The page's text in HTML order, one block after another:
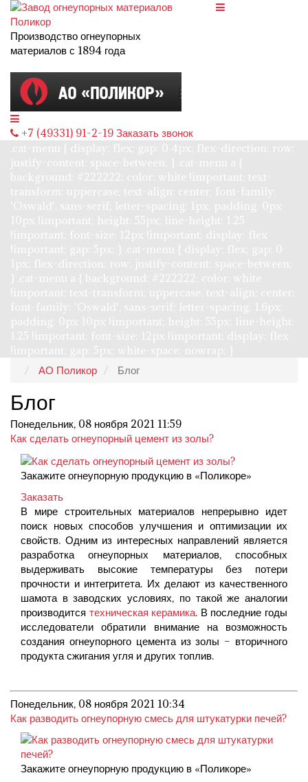
Производство огнеупорных
материалов с 1894 года
+7 (49331) 91-2-19 Заказать звонок
.cat-menu { display: flex; gap: 0 4px; flex-direction: row;
justify-content: space-between; } .cat-menu a {
background: #222222; color: white !important; text-
transform: uppercase; text-align: center; font-family:
'Oswald', sans-serif; letter-spacing: 1px; padding: 0px
10px !important; height: 55px; line-height: 1.25
!important; font-size: 12px !important; display: flex
!important; gap: 5px; } .cat-menu { display: flex; gap: 0
1px; flex-direction: row; justify-content: space-between;
} .cat-menu a { background: #222222; color: white
!important; text-transform: uppercase; text-align: center;
font-family: 'Oswald', sans-serif; letter-spacing: 1.6px;
padding: 0px 10px !important; height: 55px; line-height:
1.25 !important; font-size: 12px !important; display: flex
!important; gap: 5px; white-space: nowrap; }
АО Поликор
Блог
Блог
Понедельник, 08 ноября 2021 11:59
Как сделать огнеупорный цемент из золы?
Закажите огнеупорную продукцию в «Поликоре»
Заказать
В мире строительных материалов непрерывно идет
поиск новых способов улучшения и оптимизации их
свойств. Одним из интересных направлений является
разработка огнеупорных материалов, способных
выдерживать высокие температуры без потери
прочности и интегритета. Их делают из качественного
шамота в заводских условиях, по такой же аналогии
производится техническая керамика. В последние годы
исследователи обратили внимание на возможность
создания огнеупорного цемента из золы – вторичного
продукта сжигания угля и других топлив.
Понедельник, 08 ноября 2021 10:34
Как разводить огнеупорную смесь для штукатурки печей?
Закажите огнеупорную продукцию в «Поликоре»